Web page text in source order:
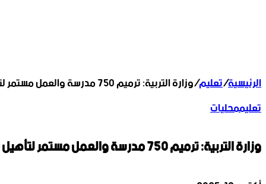
الرئيسية/تعليم/وزارة التربية: ترميم 750 مدرسة والعمل مستمر لتأهيل 850 أخرى بمختلف المحافظات
تعليممحليات
وزارة التربية: ترميم 750 مدرسة والعمل مستمر لتأهيل 850 أخرى بمختلف المحافظات